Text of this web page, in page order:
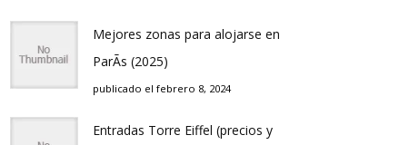
Mejores zonas para alojarse en
ParÃ­s (2025)
publicado el febrero 8, 2024
Entradas Torre Eiffel (precios y